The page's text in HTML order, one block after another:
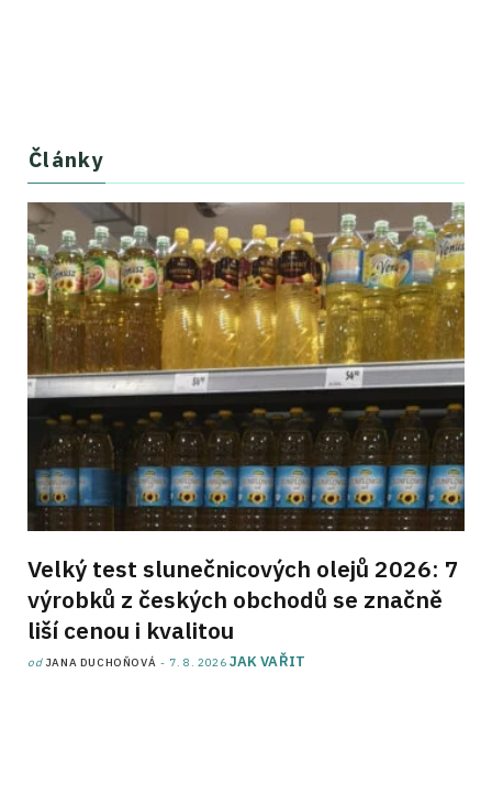
Články
Velký test slunečnicových olejů 2026: 7
výrobků z českých obchodů se značně
liší cenou i kvalitou
od JANA DUCHOŇOVÁ 7. 8. 2026 JAK VAŘIT